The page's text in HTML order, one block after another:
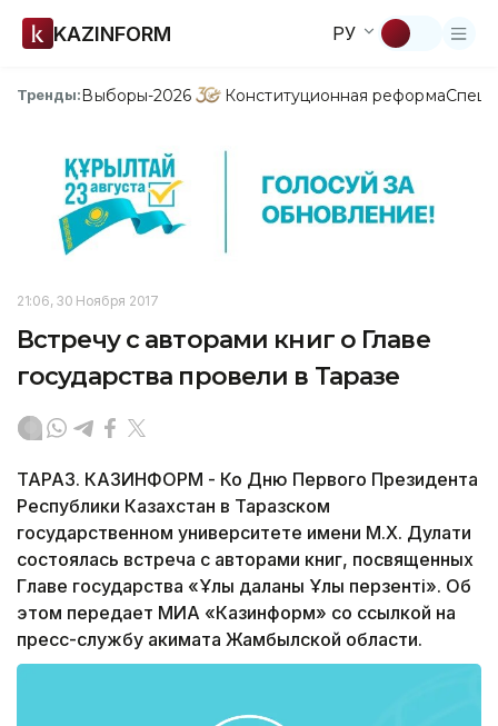
KAZINFORM РУ
Тренды:Выборы-2026 Конституционная реформа
21:06, 30 Ноября 2017
Встречу с авторами книг о Главе
государства провели в Таразе
ТАРАЗ. КАЗИНФОРМ - Ко Дню Первого Президента
Республики Казахстан в Таразском
государственном университете имени М.Х. Дулати
состоялась встреча с авторами книг, посвященных
Главе государства «Ұлы даланың Ұлы перзенті». Об
этом передает МИА «Казинформ» со ссылкой на
пресс-службу акимата Жамбылской области.